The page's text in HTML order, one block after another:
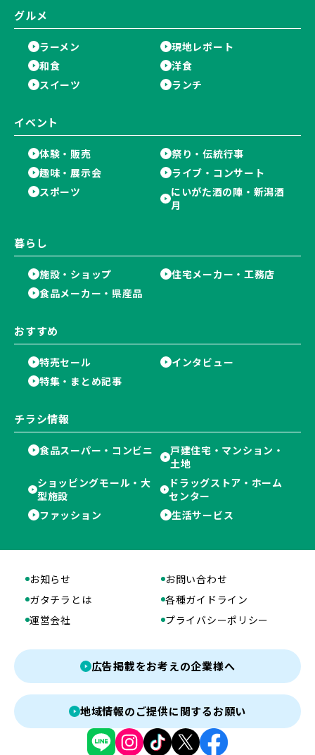
グルメ
ラーメン
現地レポート
和食
洋食
スイーツ
ランチ
イベント
体験・販売
祭り・伝統行事
趣味・展示会
ライブ・コンサート
スポーツ
にいがた酒の陣・新潟酒
月
暮らし
施設・ショップ
住宅メーカー・工務店
食品メーカー・県産品
おすすめ
特売セール
インタビュー
特集・まとめ記事
チラシ情報
食品スーパー・コンビニ
戸建住宅・マンション・
土地
ショッピングモール・大
型施設
ドラッグストア・ホーム
センター
ファッション
生活サービス
お知らせ
お問い合わせ
ガタチラとは
各種ガイドライン
運営会社
プライバシーポリシー
広告掲載をお考えの企業様へ
地域情報のご提供に関するお願い